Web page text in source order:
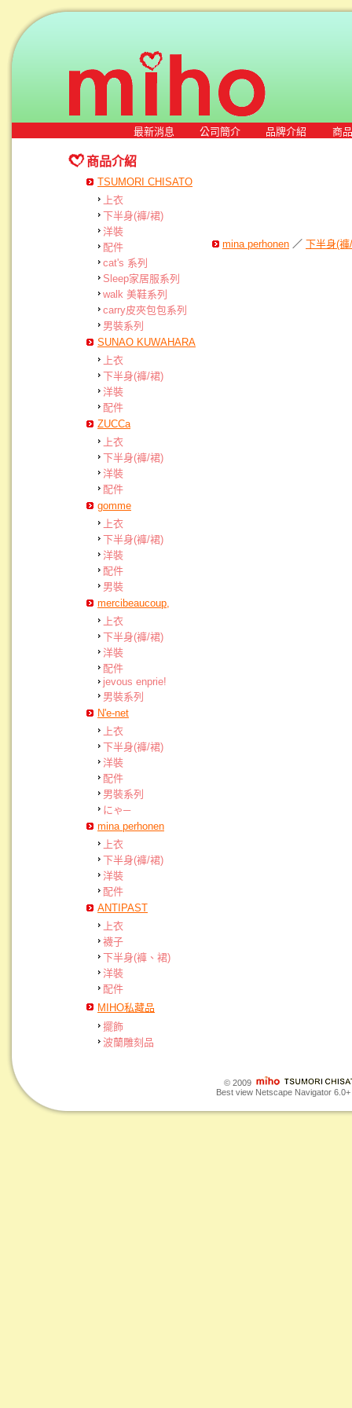
最新消息 公司簡介 品牌介紹 商
商品介紹
TSUMORI CHISATO
上衣
下半身(褲/裙)
洋裝
配件
cat's 系列
Sleep家居服系列
walk 美鞋系列
carry皮夾包包系列
男裝系列
SUNAO KUWAHARA
上衣
下半身(褲/裙)
洋裝
配件
ZUCCa
上衣
下半身(褲/裙)
洋裝
配件
gomme
上衣
下半身(褲/裙)
洋裝
配件
男裝
mercibeaucoup,
上衣
下半身(褲/裙)
洋裝
配件
jevous enprie!
男裝系列
N'e-net
上衣
下半身(褲/裙)
洋裝
配件
男裝系列
にゃ─
mina perhonen
上衣
下半身(褲/裙)
洋裝
配件
ANTIPAST
上衣
襪子
下半身(褲、裙)
洋裝
配件
MIHO私藏品
擺飾
波蘭雕刻品
mina perhonen ／ 下半身(褲
© 2009
Best view Netscape Navigator